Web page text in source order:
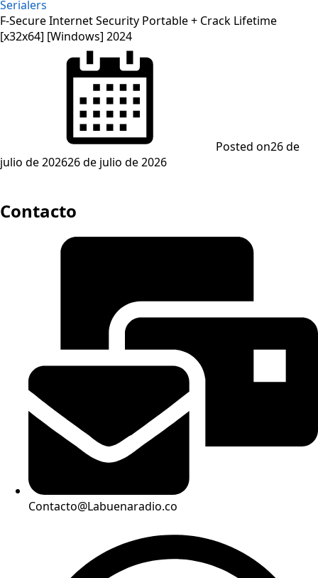
Serialers
F-Secure Internet Security Portable + Crack Lifetime
[x32x64] [Windows] 2024
Posted on26 de
julio de 202626 de julio de 2026
Contacto
Contacto@Labuenaradio.co